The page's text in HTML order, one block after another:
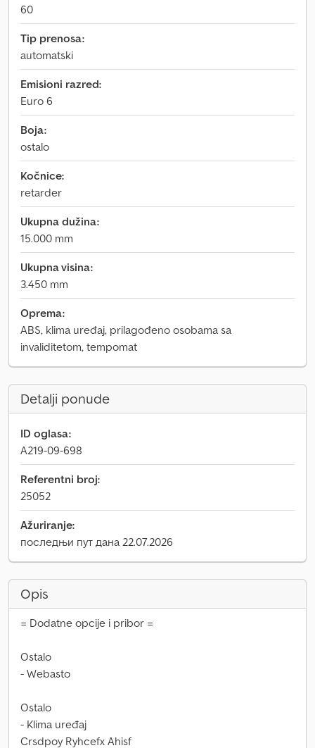
60
Tip prenosa:
automatski
Emisioni razred:
Euro 6
Boja:
ostalo
Kočnice:
retarder
Ukupna dužina:
15.000 mm
Ukupna visina:
3.450 mm
Oprema:
ABS, klima uređaj, prilagođeno osobama sa
invaliditetom, tempomat
Detalji ponude
ID oglasa:
A219-09-698
Referentni broj:
25052
Ažuriranje:
последњи пут дана 22.07.2026
Opis
= Dodatne opcije i pribor =
Ostalo
- Webasto
Ostalo
- Klima uređaj
Crsdpoy Ryhcefx Ahisf